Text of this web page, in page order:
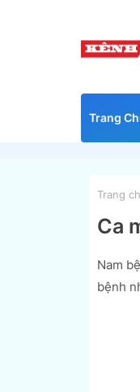
Trang
Trang
Ca
Nam
bệnh